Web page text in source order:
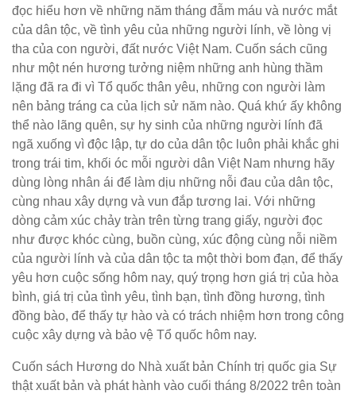
đọc hiểu hơn về những năm tháng đẫm máu và nước mắt
của dân tộc, về tình yêu của những người lính, về lòng vị
tha của con người, đất nước Việt Nam. Cuốn sách cũng
như một nén hương tưởng niệm những anh hùng thầm
lặng đã ra đi vì Tổ quốc thân yêu, những con người làm
nên bảng tráng ca của lịch sử năm nào. Quá khứ ấy không
thể nào lãng quên, sự hy sinh của những người lính đã
ngã xuống vì độc lập, tự do của dân tộc luôn phải khắc ghi
trong trái tim, khối óc mỗi người dân Việt Nam nhưng hãy
dùng lòng nhân ái để làm dịu những nỗi đau của dân tộc,
cùng nhau xây dựng và vun đắp tương lai. Với những
dòng cảm xúc chảy tràn trên từng trang giấy, người đọc
như được khóc cùng, buồn cùng, xúc động cùng nỗi niềm
của người lính và của dân tộc ta một thời bom đạn, để thấy
yêu hơn cuộc sống hôm nay, quý trọng hơn giá trị của hòa
bình, giá trị của tình yêu, tình bạn, tình đồng hương, tình
đồng bào, để thấy tự hào và có trách nhiệm hơn trong công
cuộc xây dựng và bảo vệ Tổ quốc hôm nay.
Cuốn sách Hương do Nhà xuất bản Chính trị quốc gia Sự
thật xuất bản và phát hành vào cuối tháng 8/2022 trên toàn